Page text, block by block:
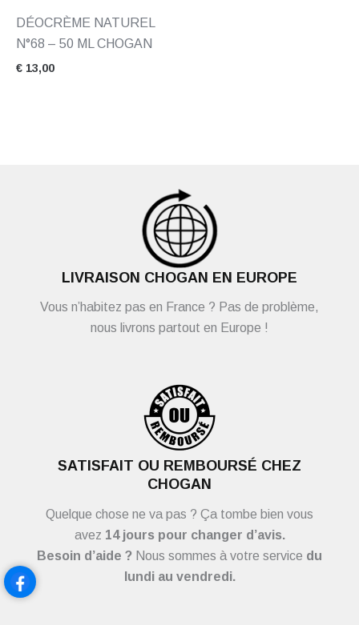
DÉOCRÈME NATUREL
N°68 – 50 ML CHOGAN
€ 13,00
LIVRAISON CHOGAN EN EUROPE
Vous n’habitez pas en France ? Pas de problème,
nous livrons partout en Europe !
SATISFAIT OU REMBOURSÉ CHEZ
CHOGAN
Quelque chose ne va pas ? Ça tombe bien vous
avez 14 jours pour changer d’avis.
Besoin d’aide ? Nous sommes à votre service du
lundi au vendredi.